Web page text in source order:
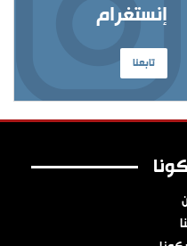
إنستغرام
تابعنا